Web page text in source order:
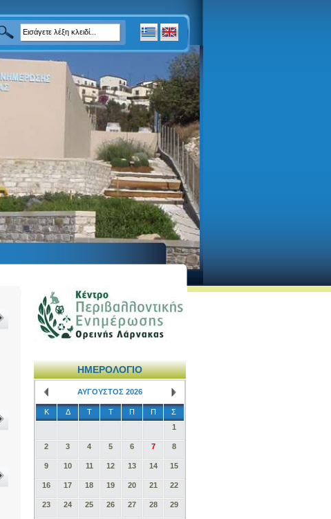
ΗΜΕΡΟΛΟΓΙΟ
ΑΥΓΟΥΣΤΟΣ 2026
Κ Δ Τ Τ Π Π
Σ
1
2 3 4 5 6 7 8
9 10 11 12 13 14 15
16 17 18 19 20 21 22
23 24 25 26 27 28 29